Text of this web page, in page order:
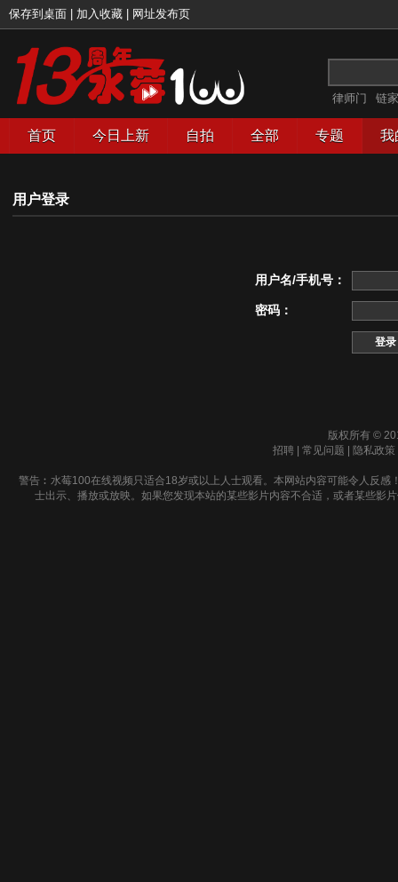
保存到桌面 加入收藏 网址发布页
律师门 链
首页 今日上新 自拍 全部 专题 我
用户登录
用户名/手机号：
密码：
版权所有 ©
招聘
常见问题 隐私政策
警告︰水莓100在线视频只适合18岁或以上人士观看。本网站内容可能令人反
士出示、播放或放映。如果您发现本站的某些影片内容不合适，或者某些